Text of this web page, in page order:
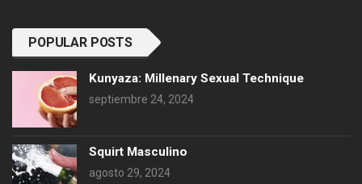
POPULAR POSTS
Kunyaza: Millenary Sexual Technique
septiembre 24, 2024
Squirt Masculino
agosto 29, 2024